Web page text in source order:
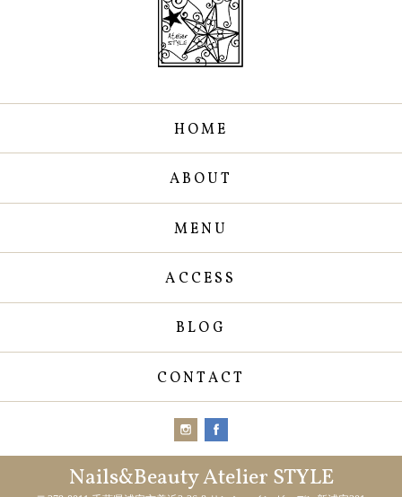
HOME
ABOUT
MENU
ACCESS
BLOG
CONTACT
Nails&Beauty Atelier STYLE